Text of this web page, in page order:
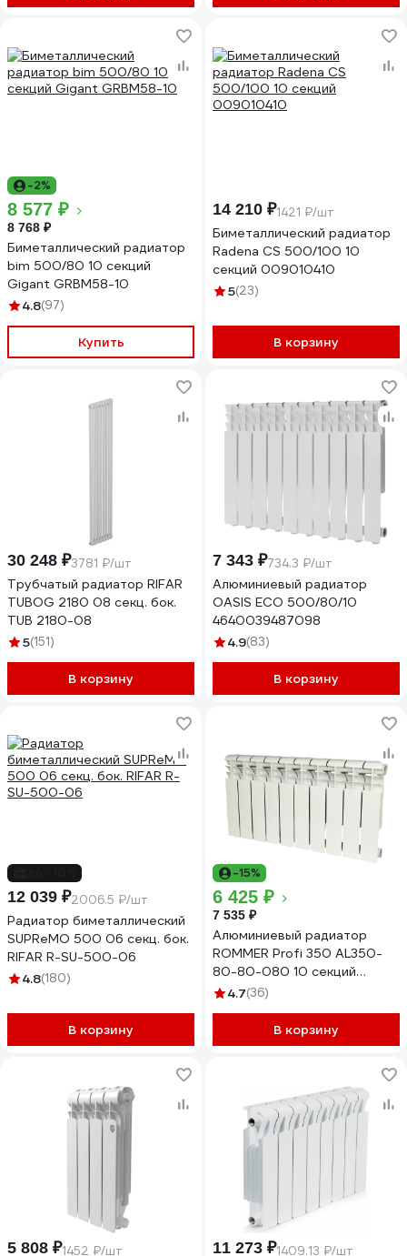
-2%
8 577 ₽
8 768 ₽
Биметаллический радиатор
bim 500/80 10 секций
Gigant GRBM58-10
4.8(97)
Купить
14 210 ₽1421 ₽/шт
Биметаллический радиатор
Radena CS 500/100 10
секций 009010410
5(23)
В корзину
30 248 ₽3781 ₽/шт
Трубчатый радиатор RIFAR
TUBOG 2180 08 секц. бок.
TUB 2180-08
5(151)
В корзину
7 343 ₽734.3 ₽/шт
Алюминиевый радиатор
OASIS ECO 500/80/10
4640039487098
4.9(83)
В корзину
12 039 ₽2006.5 ₽/шт
Радиатор биметаллический
SUPReMO 500 06 секц. бок.
RIFAR R-SU-500-06
4.8(180)
В корзину
-15%
6 425 ₽
7 535 ₽
Алюминиевый радиатор
ROMMER Profi 350 AL350-
80-80-080 10 секций
RAL9016 86623
4.7(36)
В корзину
5 808 ₽1452 ₽/шт 11 273 ₽1409.13 ₽/шт